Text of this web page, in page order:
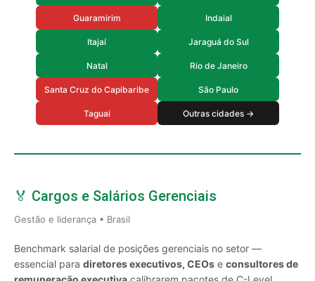
Guaramirim Indaial
Itajaí Jaraguá do Sul
Natal Rio de Janeiro
Santa Cruz do Capibaribe São Paulo
Taguai Outras cidades →
🏅 Cargos e Salários Gerenciais
Gestão e liderança • Brasil
Benchmark salarial de posições gerenciais no setor —
essencial para diretores executivos, CEOs e consultores de